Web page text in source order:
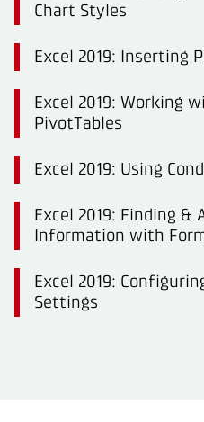
Chart Styles
Excel 2019: Inserting
Excel 2019: Working
PivotTables
Excel 2019: Using
Excel 2019: Finding &
Information with
Excel 2019:
Settings